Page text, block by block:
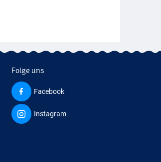
Folge uns
Facebook
Instagram